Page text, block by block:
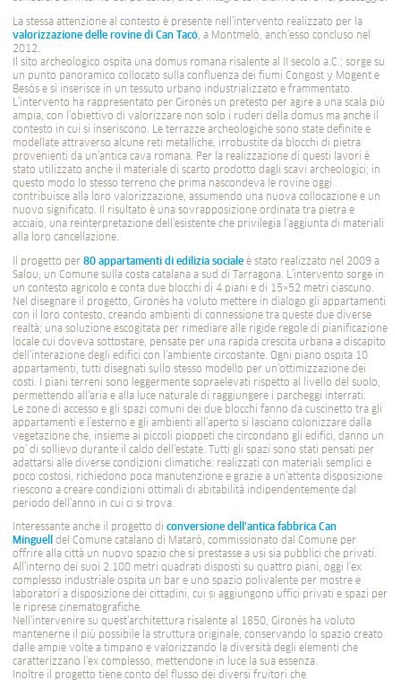
La stessa attenzione al contesto è presente nell’intervento realizzato per la
valorizzazione delle rovine di Can Tacó, a Montmelò, anch’esso concluso nel
2012.
Il sito archeologico ospita una domus romana risalente al II secolo a.C.; sorge su
un punto panoramico collocato sulla confluenza dei fiumi Congost y Mogent e
Besós e si inserisce in un tessuto urbano industrializzato e frammentato.
L’intervento ha rappresentato per Gironès un pretesto per agire a una scala più
ampia, con l’obiettivo di valorizzare non solo i ruderi della domus ma anche il
contesto in cui si inseriscono. Le terrazze archeologiche sono state definite e
modellate attraverso alcune reti metalliche, irrobustite da blocchi di pietra
provenienti da un’antica cava romana. Per la realizzazione di questi lavori è
stato utilizzato anche il materiale di scarto prodotto dagli scavi archeologici; in
questo modo lo stesso terreno che prima nascondeva le rovine oggi
contribuisce alla loro valorizzazione, assumendo una nuova collocazione e un
nuovo significato. Il risultato è una sovrapposizione ordinata tra pietra e
acciaio, una reinterpretazione dell’esistente che privilegia l’aggiunta di materiali
alla loro cancellazione.
Il progetto per 80 appartamenti di edilizia sociale è stato realizzato nel 2009 a
Salou, un Comune sulla costa catalana a sud di Tarragona. L’intervento sorge in
un contesto agricolo e conta due blocchi di 4 piani e di 15×52 metri ciascuno.
Nel disegnare il progetto, Gironès ha voluto mettere in dialogo gli appartamenti
con il loro contesto, creando ambienti di connessione tra queste due diverse
realtà; una soluzione escogitata per rimediare alle rigide regole di pianificazione
locale cui doveva sottostare, pensate per una rapida crescita urbana a discapito
dell’interazione degli edifici con l’ambiente circostante. Ogni piano ospita 10
appartamenti, tutti disegnati sullo stesso modello per un’ottimizzazione dei
costi. I piani terreni sono leggermente sopraelevati rispetto al livello del suolo,
permettendo all’aria e alla luce naturale di raggiungere i parcheggi interrati.
Le zone di accesso e gli spazi comuni dei due blocchi fanno da cuscinetto tra gli
appartamenti e l’esterno e gli ambienti all’aperto si lasciano colonizzare dalla
vegetazione che, insieme ai piccoli pioppeti che circondano gli edifici, danno un
po’ di sollievo durante il caldo dell’estate. Tutti gli spazi sono stati pensati per
adattarsi alle diverse condizioni climatiche: realizzati con materiali semplici e
poco costosi, richiedono poca manutenzione e grazie a un’attenta disposizione
riescono a creare condizioni ottimali di abitabilità indipendentemente dal
periodo dell’anno in cui ci si trova.
Interessante anche il progetto di conversione dell’antica fabbrica Can
Minguell del Comune catalano di Matarò, commissionato dal Comune per
offrire alla città un nuovo spazio che si prestasse a usi sia pubblici che privati.
All’interno dei suoi 2.100 metri quadrati disposti su quattro piani, oggi l’ex
complesso industriale ospita un bar e uno spazio polivalente per mostre e
laboratori a disposizione dei cittadini, cui si aggiungono uffici privati e spazi per
le riprese cinematografiche.
Nell’intervenire su quest’architettura risalente al 1850, Gironès ha voluto
mantenerne il più possibile la struttura originale, conservando lo spazio creato
dalle ampie volte a timpano e valorizzando la diversità degli elementi che
caratterizzano l’ex complesso, mettendone in luce la sua essenza.
Inoltre il progetto tiene conto del flusso dei diversi fruitori che